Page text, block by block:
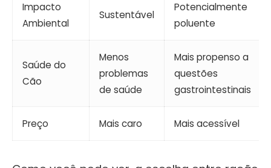
Impacto
Ambiental
Sustentável
Potencialmente
poluente
Saúde do
Cão
Menos
problemas
de saúde
Mais propenso a
questões
gastrointestinais
Preço Mais caro Mais acessível